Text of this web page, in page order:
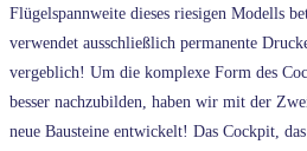
Flügelspannweite dieses riesigen Modells
verwendet ausschließlich permanente
vergeblich! Um die komplexe Form des
besser nachzubilden, haben wir mit der
neue Bausteine entwickelt! Das Cockpit,